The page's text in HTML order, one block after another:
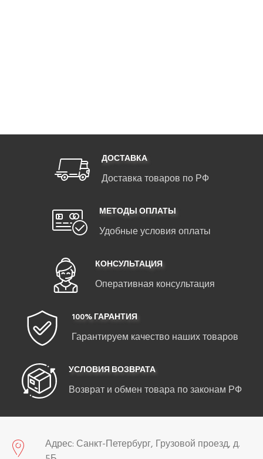
ДОСТАВКА
Доставка товаров по РФ
МЕТОДЫ ОПЛАТЫ
Удобные условия оплаты
КОНСУЛЬТАЦИЯ
Оперативная консультация
100% ГАРАНТИЯ
Гарантируем качество наших товаров
УСЛОВИЯ ВОЗВРАТА
Возврат и обмен товара по законам РФ
Адрес: Санкт-Петербург, Грузовой проезд, д.